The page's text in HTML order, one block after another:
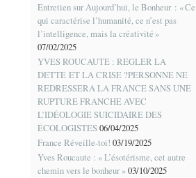
Entretien sur Aujourd’hui, le Bonheur : « Ce
qui caractérise l’humanité, ce n’est pas
l’intelligence, mais la créativité »
07/02/2025
YVES ROUCAUTE : REGLER LA
DETTE ET LA CRISE ?PERSONNE NE
REDRESSERA LA FRANCE SANS UNE
RUPTURE FRANCHE AVEC
L’IDÉOLOGIE SUICIDAIRE DES
ÉCOLOGISTES06/04/2025
France Réveille-toi! 03/19/2025
Yves Roucaute : « L’ésotérisme, cet autre
chemin vers le bonheur »03/10/2025